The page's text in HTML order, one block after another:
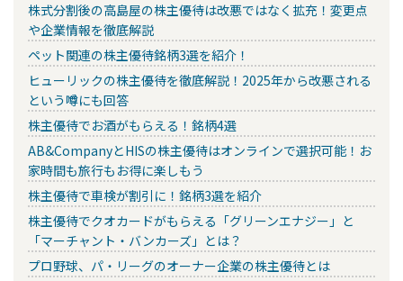
株式分割後の高島屋の株主優待は改悪ではなく拡充！変更点
や企業情報を徹底解説
ペット関連の株主優待銘柄3選を紹介！
ヒューリックの株主優待を徹底解説！2025年から改悪される
という噂にも回答
株主優待でお酒がもらえる！銘柄4選
AB&CompanyとHISの株主優待はオンラインで選択可能！お
家時間も旅行もお得に楽しもう
株主優待で車検が割引に！銘柄3選を紹介
株主優待でクオカードがもらえる「グリーンエナジー」と
「マーチャント・バンカーズ」とは？
プロ野球、パ・リーグのオーナー企業の株主優待とは